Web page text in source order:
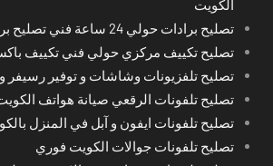
الكويت
تصليح برادات حولي 24 ساعة فني تصليح برادات باكستاني
تصليح تكييف مركزي حولي فني تكييف
تصليح تلفزيونات وشاشات و توفير رسيفر
تصليح تلفونات الرقعي صيانة هواتف
تصليح تلفونات ايفون و آبل في المنزل
تصليح تلفونات جوالات الكويت فوري